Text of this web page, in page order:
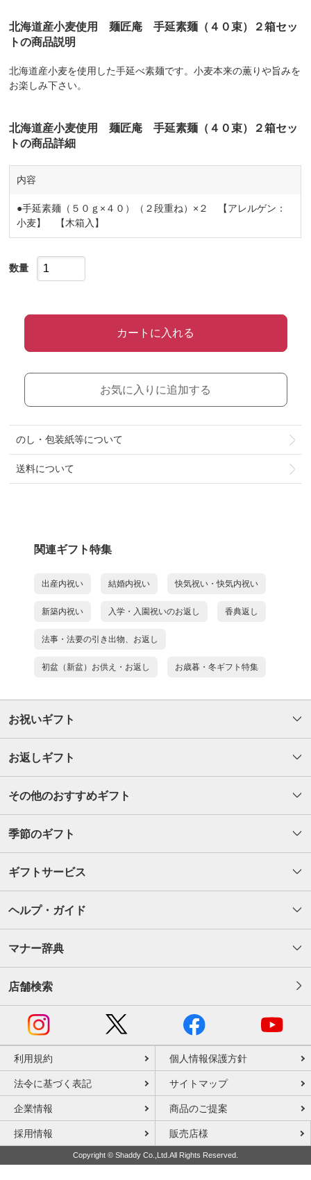
北海道産小麦使用 麺匠庵 手延素麺（４０束）２箱セッ
トの商品説明
北海道産小麦を使用した手延べ素麺です。小麦本来の薫りや旨みを
お楽しみ下さい。
北海道産小麦使用 麺匠庵 手延素麺（４０束）２箱セッ
トの商品詳細
内容
●手延素麺（５０ｇ×４０）（２段重ね）×２ 【アレルゲン：
小麦】 【木箱入】
数量
カートに入れる
お気に入りに追加する
のし・包装紙等について
送料について
関連ギフト特集
出産内祝い 結婚内祝い 快気祝い・快気内祝い
新築内祝い 入学・入園祝いのお返し 香典返し
法事・法要の引き出物、お返し
初盆（新盆）お供え・お返し お歳暮・冬ギフト特集
お祝いギフト
お返しギフト
その他のおすすめギフト
季節のギフト
ギフトサービス
ヘルプ・ガイド
マナー辞典
店舗検索
利用規約 個人情報保護方針
法令に基づく表記 サイトマップ
企業情報 商品のご提案
採用情報 販売店様
Copyright © Shaddy Co.,Ltd.All Rights Reserved.